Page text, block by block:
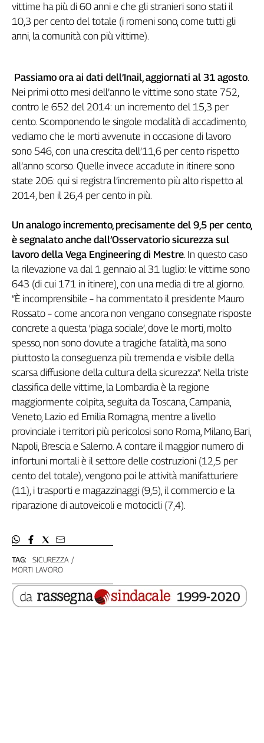
Economica
Tech
It
Inserti
Idea
Diffusa
InFlai
trasmissioni
tv
Work
in
L'Italia
nel
Lavoro
Abruzzo-
Molise
Alto
Basilicata
Campania
Emilia-
Romagna
Venezia
Giulia
Lazio
Liguria
Lombardia
Marche
Puglia
Sardegna
Sicilia
Toscana
Trentino
TAG:
SICUREZZA
MORTI LAVORO
vittime ha più di 60 anni e che gli stranieri sono stati il
10,3 per cento del totale (i romeni sono, come tutti gli
anni, la comunità con più vittime).
Passiamo ora ai dati dell’Inail, aggiornati al 31 agosto.
Nei primi otto mesi dell’anno le vittime sono state 752,
contro le 652 del 2014: un incremento del 15,3 per
cento. Scomponendo le singole modalità di accadimento,
vediamo che le morti avvenute in occasione di lavoro
sono 546, con una crescita dell’11,6 per cento rispetto
all’anno scorso. Quelle invece accadute in itinere sono
state 206: qui si registra l’incremento più alto rispetto al
2014, ben il 26,4 per cento in più.
Un analogo incremento, precisamente del 9,5 per cento,
è segnalato anche dall’Osservatorio sicurezza sul
lavoro della Vega Engineering di Mestre. In questo caso
la rilevazione va dal 1 gennaio al 31 luglio: le vittime sono
643 (di cui 171 in itinere), con una media di tre al giorno.
“È incomprensibile – ha commentato il presidente Mauro
Rossato – come ancora non vengano consegnate risposte
concrete a questa ‘piaga sociale’, dove le morti, molto
spesso, non sono dovute a tragiche fatalità, ma sono
piuttosto la conseguenza più tremenda e visibile della
scarsa diffusione della cultura della sicurezza”. Nella triste
classifica delle vittime, la Lombardia è la regione
maggiormente colpita, seguita da Toscana, Campania,
Veneto, Lazio ed Emilia Romagna, mentre a livello
provinciale i territori più pericolosi sono Roma, Milano, Bari,
Napoli, Brescia e Salerno. A contare il maggior numero di
infortuni mortali è il settore delle costruzioni (12,5 per
cento del totale), vengono poi le attività manifatturiere
(11), i trasporti e magazzinaggi (9,5), il commercio e la
riparazione di autoveicoli e motocicli (7,4).